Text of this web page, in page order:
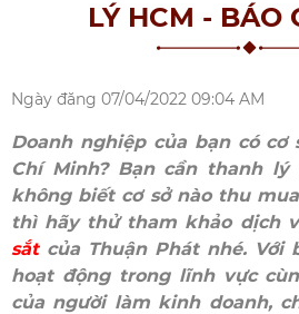
LÝ HCM - BÁO
Ngày đăng 07/04/2022 09:04 AM
Doanh nghiệp của bạn có cơ
Chí Minh? Bạn cần thanh
không biết cơ sở nào thu
thì hãy thử tham khảo dịch
sắtcủa Thuận Phát nhé. Với
hoạt động trong lĩnh vực
của người làm kinh doanh,